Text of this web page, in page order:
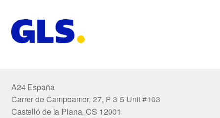
A24 España
Carrer de Campoamor, 27, P 3-5 Unit #103
Castelló de la Plana, CS 12001